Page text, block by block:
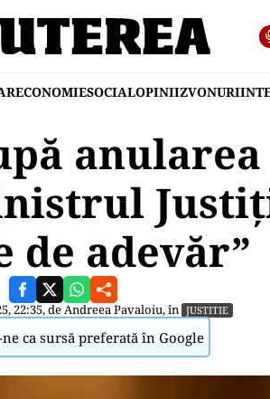
ECONOMIESOCIALOPINIIZVONURI
de adevăr”
22:35, deAndreea Pavaloiu, în JUSTITIE
ne ca sursă preferată în Google